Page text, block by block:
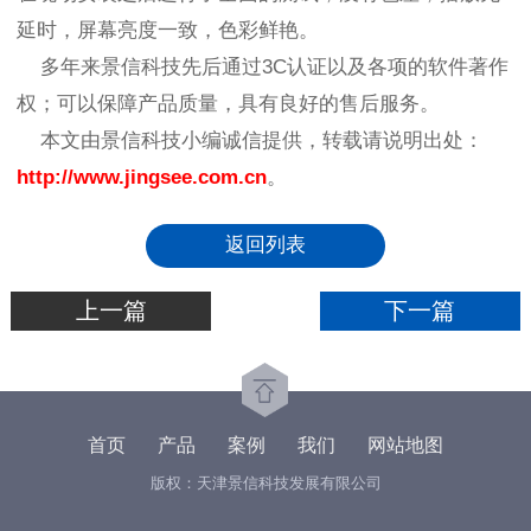
延时，屏幕亮度一致，色彩鲜艳。
多年来景信科技先后通过3C认证以及各项的软件著作
权；可以保障产品质量，具有良好的售后服务。
本文由景信科技小编诚信提供，转载请说明出处：
http://www.jingsee.com.cn。
返回列表
上一篇 下一篇
首页 产品 案例 我们 网站地图
版权：天津景信科技发展有限公司